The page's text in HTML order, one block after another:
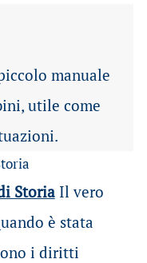
manuale
utile come
Storia Il vero
è stata
i diritti